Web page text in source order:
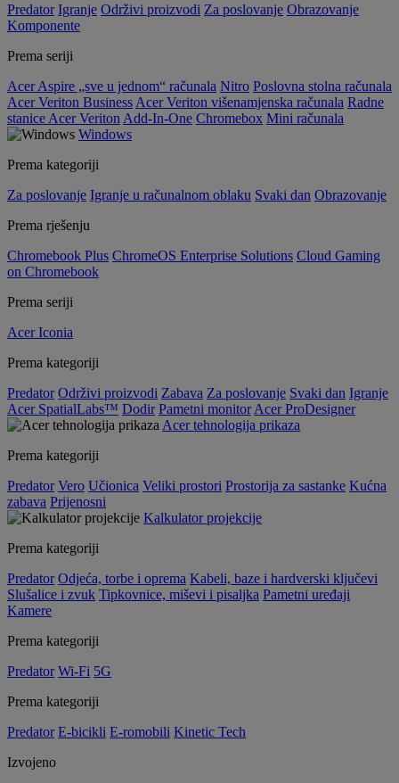
Predator Igranje Održivi proizvodi Za poslovanje Obrazovanje
Komponente
Prema seriji
Acer Aspire „sve u jednom“ računala Nitro Poslovna stolna računala
Acer Veriton Business Acer Veriton višenamjenska računala Radne
stanice Acer Veriton Add-In-One Chromebox Mini računala
Windows
Prema kategoriji
Za poslovanje Igranje u računalnom oblaku Svaki dan Obrazovanje
Prema rješenju
Chromebook Plus ChromeOS Enterprise Solutions Cloud Gaming
on Chromebook
Prema seriji
Acer Iconia
Prema kategoriji
Predator Održivi proizvodi Zabava Za poslovanje Svaki dan Igranje
Acer SpatialLabs™ Dodir Pametni monitor Acer ProDesigner
Acer tehnologija prikaza
Prema kategoriji
Predator Vero Učionica Veliki prostori Prostorija za sastanke Kućna
zabava Prijenosni
Kalkulator projekcije
Prema kategoriji
Predator Odjeća, torbe i oprema Kabeli, baze i hardverski ključevi
Slušalice i zvuk Tipkovnice, miševi i pisaljka Pametni uređaji
Kamere
Prema kategoriji
Predator Wi-Fi 5G
Prema kategoriji
Predator E-bicikli E-romobili Kinetic Tech
Izvojeno